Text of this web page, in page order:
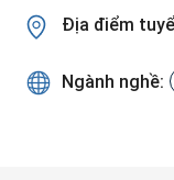
Địa điểm
Ngành nghề: